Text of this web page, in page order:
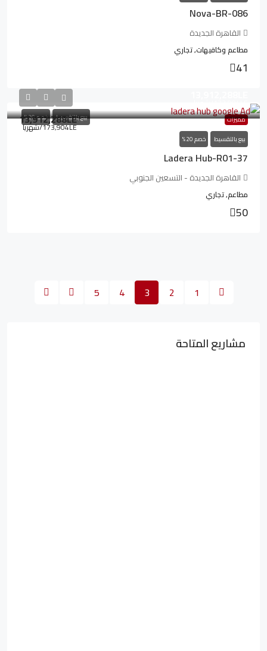
Nova-BR-086
القاهرة الجديدة
مطاعم وكافيهات, تجاري
41
مميزات بيع بالتقسيط خصم 20%
بيع بالتقسيط خصم 20%
Ladera Hub-R01-37
13,912,288LE
173,904LE/شهريا
القاهرة الجديدة - التسعين الجنوبي
مطاعم, تجاري
50
1
2
3
4
5
مشاريع المتاحة